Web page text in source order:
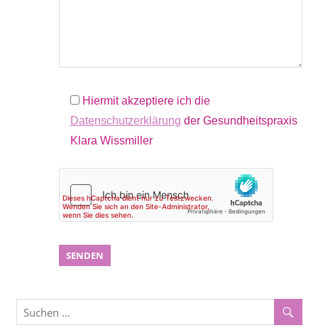
Hiermit akzeptiere ich die
Datenschutzerklärung der Gesundheitspraxis
Klara Wissmiller